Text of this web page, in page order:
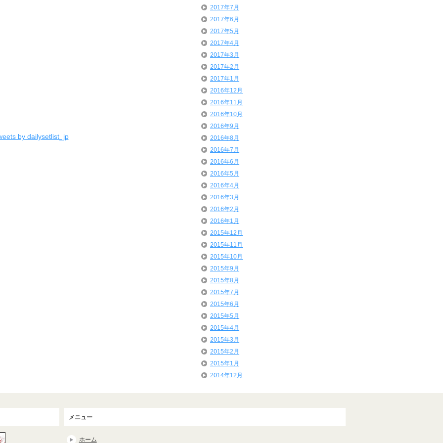
by dailysetlist_jp
2017年7月
2017年6月
2017年5月
2017年4月
2017年3月
2017年2月
2017年1月
2016年12月
2016年11月
2016年10月
2016年9月
2016年8月
2016年7月
2016年6月
2016年5月
2016年4月
2016年3月
2016年2月
2016年1月
2015年12月
2015年11月
2015年10月
2015年9月
2015年8月
2015年7月
2015年6月
2015年5月
2015年4月
2015年3月
2015年2月
2015年1月
2014年12月
メニュー
ホーム